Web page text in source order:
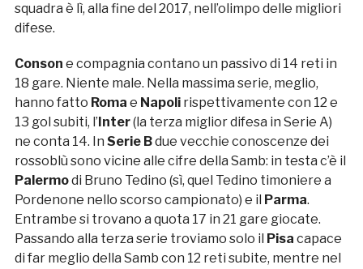
squadra è lì, alla fine del 2017, nell’olimpo delle migliori
difese.
Conson e compagnia contano un passivo di 14 reti in
18 gare. Niente male. Nella massima serie, meglio,
hanno fatto Roma e Napolirispettivamente con 12 e
13 gol subiti, l’ Inter(la terza miglior difesa in Serie A)
ne conta 14. In Serie Bdue vecchie conoscenze dei
rossoblù sono vicine alle cifre della Samb: in testa c’è il
Palermodi Bruno Tedino (sì, quel Tedino timoniere a
Pordenone nello scorso campionato) e il Parma.
Entrambe si trovano a quota 17 in 21 gare giocate.
Passando alla terza serie troviamo solo il Pisa capace
di far meglio della Samb con 12 reti subite, mentre nel